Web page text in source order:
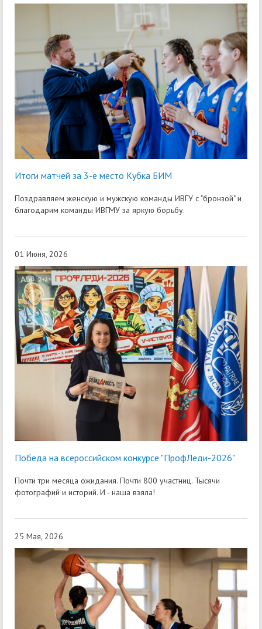
Итоги матчей за 3-е место Кубка БИМ
Поздравляем женскую и мужскую команды ИВГУ с "бронзой" и
благодарим команды ИВГМУ за яркую борьбу.
01 Июня, 2026
Победа на всероссийском конкурсе "ПрофЛеди-2026"
Почти три месяца ожидания. Почти 800 участниц. Тысячи
фотографий и историй. И - наша взяла!
25 Мая, 2026